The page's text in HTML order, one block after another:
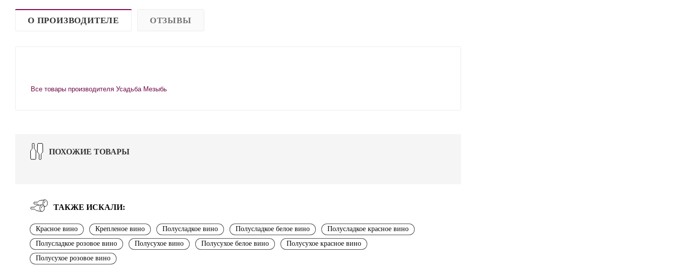
О ПРОИЗВОДИТЕЛЕ ОТЗЫВЫ
Все товары производителя Усадьба Мезыбь
ПОХОЖИЕ ТОВАРЫ
ТАКЖЕ ИСКАЛИ:
Красное вино Крепленое вино Полусладкое вино Полусладкое белое вино
Полусладкое красное вино
Полусладкое розовое вино
Полусухое вино Полусухое белое вино
Полусухое красное вино
Полусухое розовое вино